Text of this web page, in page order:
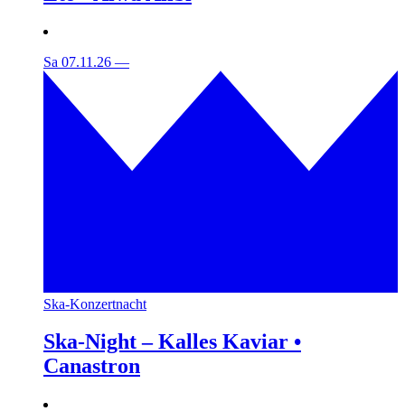
Sa 07.11.26 —
Ska-Konzertnacht
Ska-Night – Kalles Kaviar •
Canastron